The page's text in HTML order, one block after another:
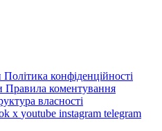
Політика конфіденційності
Правила коментування
власності
x youtube instagram telegram